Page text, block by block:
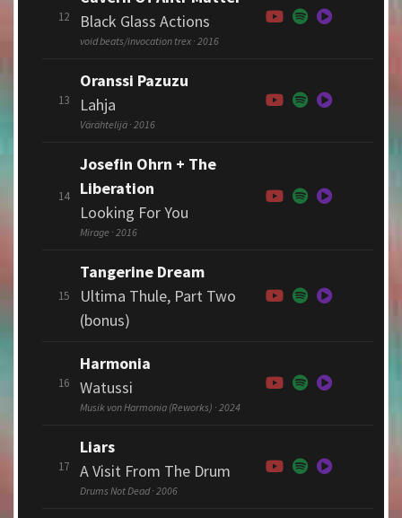
12
Black Glass Actions
void beats/invocation trex · 2016
13
Oranssi Pazuzu
Lahja
Värähtelijä · 2016
14
Josefin Ohrn + The
Liberation
Looking For You
Mirage · 2016
15
Tangerine Dream
Ultima Thule, Part Two
(bonus)
16
Harmonia
Watussi
Musik von Harmonia (Reworks) · 2024
17
Liars
A Visit From The Drum
Drums Not Dead · 2006